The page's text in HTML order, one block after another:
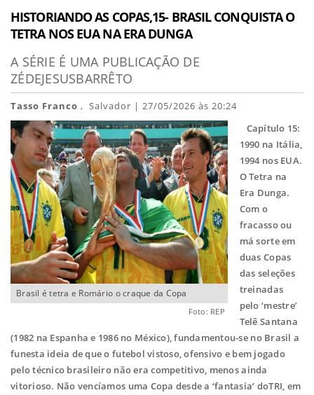
HISTORIANDO AS COPAS,15- BRASIL CONQUISTA O
TETRA NOS EUA NA ERA DUNGA
A SÉRIE É UMA PUBLICAÇÃO DE
ZÉDEJESUSBARRÊTO
Tasso Franco , Salvador | 27/05/2026 às 20:24
Brasil é tetra e Romário o craque da Copa
Foto: REP
Capítulo 15:
1990 na Itália,
1994 nos EUA.
O Tetra na
Era Dunga.
Com o
fracasso ou
má sorte em
duas Copas
das seleções
treinadas
pelo ‘mestre’
Telê Santana
(1982 na Espanha e 1986 no México), fundamentou-se no Brasil a
funesta ideia de que o futebol vistoso, ofensivo e bem jogado
pelo técnico brasileiro não era competitivo, menos ainda
vitorioso. Não vencíamos uma Copa desde a ‘fantasia’ doTRI, em